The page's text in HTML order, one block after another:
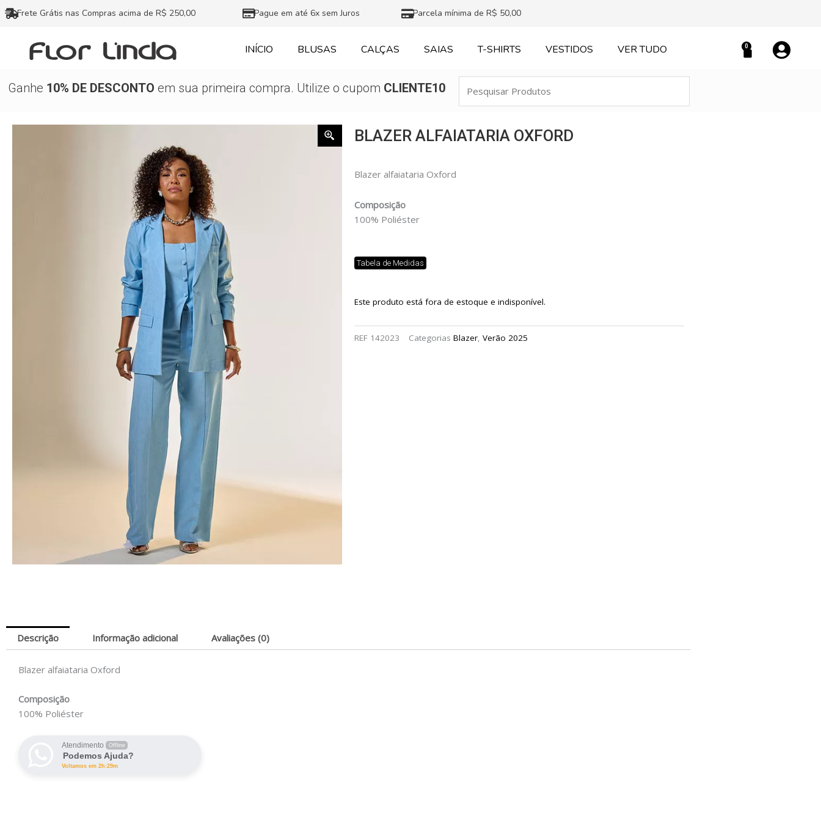
Ir
para
conteúdo
Frete Grátis nas Compras acima de R$ 250,00 Pague em até 6x sem Juros Parcela mínima de R$ 50,00
INÍCIO BLUSAS CALÇAS SAIAS T-SHIRTS VESTIDOS VER TUDO 0
Carrinho
Ganhe 10% DE DESCONTO em sua primeira compra. Utilize o cupom CLIENTE10
Produtos
BLAZER ALFAIATARIA OXFORD
Blazer alfaiataria Oxford
Composição
100% Poliéster
Tabela de Medidas
Este produto está fora de estoque e indisponível.
REF 142023 Categorias Blazer, Verão 2025
Descrição Informação adicional Avaliações (0)
Blazer alfaiataria Oxford
Composição
100% Poliéster
Atendimento Offline
Podemos Ajuda?
Voltamos em 2h:29m